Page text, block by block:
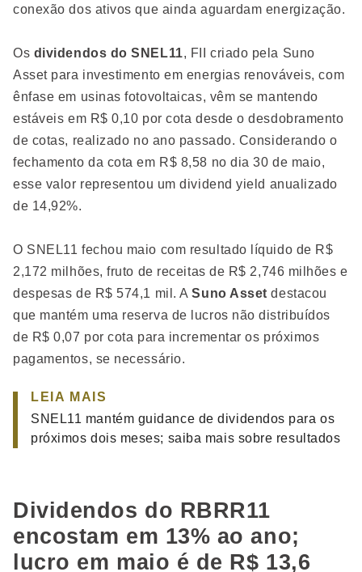
conexão dos ativos que ainda aguardam energização.
Os dividendos do SNEL11, FII criado pela Suno
Asset para investimento em energias renováveis, com
ênfase em usinas fotovoltaicas, vêm se mantendo
estáveis em R$ 0,10 por cota desde o desdobramento
de cotas, realizado no ano passado. Considerando o
fechamento da cota em R$ 8,58 no dia 30 de maio,
esse valor representou um dividend yield anualizado
de 14,92%.
O SNEL11 fechou maio com resultado líquido de R$
2,172 milhões, fruto de receitas de R$ 2,746 milhões e
despesas de R$ 574,1 mil. ASuno Asset destacou
que mantém uma reserva de lucros não distribuídos
de R$ 0,07 por cota para incrementar os próximos
pagamentos, se necessário.
LEIA MAIS
SNEL11 mantém guidance de dividendos para os
próximos dois meses; saiba mais sobre resultados
Dividendos do RBRR11
encostam em 13% ao ano;
lucro em maio é de R$ 13,6